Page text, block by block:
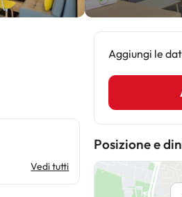
Vedi tutti
Aggiungi le
Posizione e